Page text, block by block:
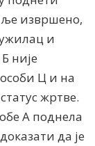
извршено,
и
није
Ц и на
жртве.
А поднела
да је